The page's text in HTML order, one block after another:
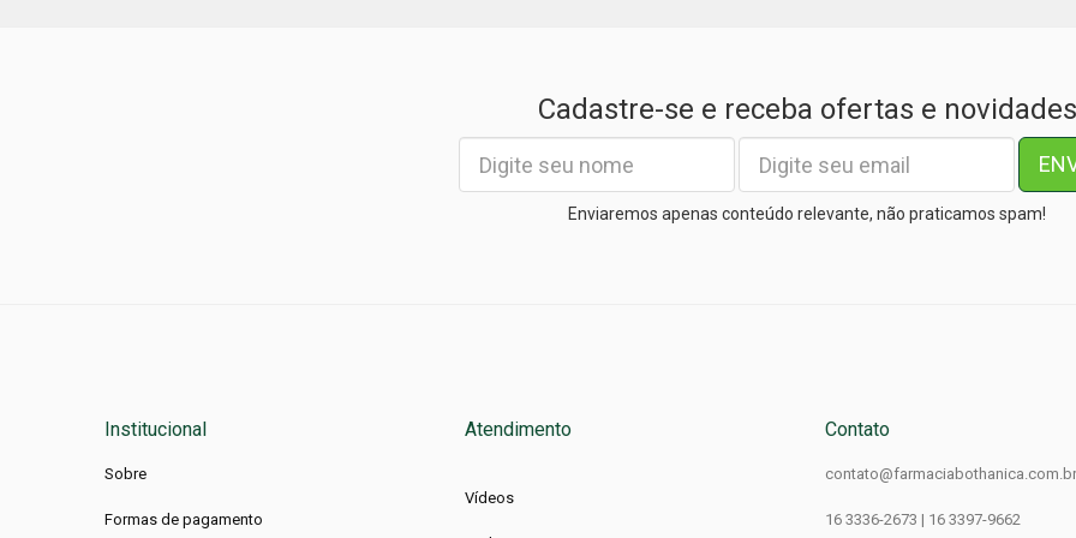
Cadastre-se e receba ofertas e novidades
Enviaremos apenas conteúdo relevante, não praticamos spam!
Institucional
Sobre
Formas de pagamento
Atendimento
Vídeos
Contato
contato@farmaciabothanica.com.br
16 3336-2673 | 16 3397-9662